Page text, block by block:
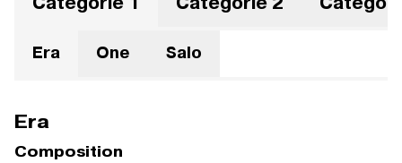
Era One Salo
Era
Composition